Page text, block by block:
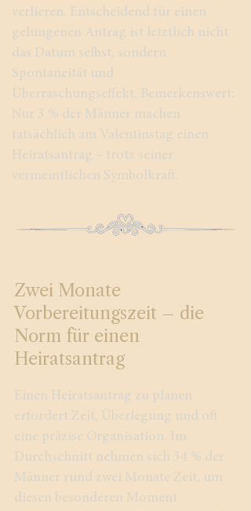
verlieren. Entscheidend für einen
gelungenen Antrag ist letztlich nicht
das Datum selbst, sondern
Spontaneität und
Überraschungseffekt. Bemerkenswert:
Nur 3 % der Männer machen
tatsächlich am Valentinstag einen
Heiratsantrag – trotz seiner
vermeintlichen Symbolkraft.
Zwei Monate
Vorbereitungszeit – die
Norm für einen
Heiratsantrag
Einen Heiratsantrag zu planen
erfordert Zeit, Überlegung und oft
eine präzise Organisation. Im
Durchschnitt nehmen sich 34 % der
Männer rund zwei Monate Zeit, um
diesen besonderen Moment